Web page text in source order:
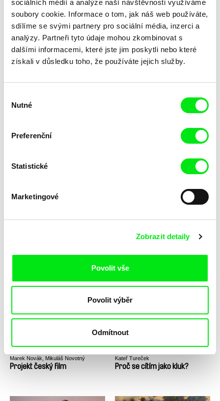
sociálních médií a analýze naší návštěvnosti využíváme
soubory cookie. Informace o tom, jak náš web používáte,
sdílíme se svými partnery pro sociální média, inzerci a
analýzy. Partneři tyto údaje mohou zkombinovat s
dalšími informacemi, které jste jim poskytli nebo které
získali v důsledku toho, že používáte jejich služby.
souhlasu
Nutné
Preferenční
Statistické
Marketingové
Zobrazit detaily
Povolit vše
Povolit výběr
Odmítnout
Laila Pakalniņa Federico Ferrone, Michele Manzolini
Marek Novák, Mikuláš Novotný
Projekt český film
Kateř Tureček
Proč se cítím jako kluk?